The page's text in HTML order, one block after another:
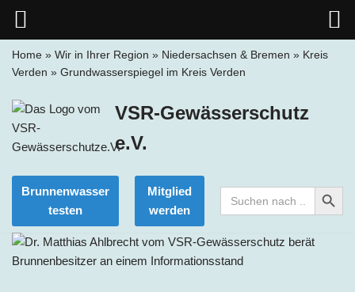
Inhalt
Home » Wir in Ihrer Region » Niedersachsen & Bremen » Kreis
Verden » Grundwasserspiegel im Kreis Verden
VSR-Gewässerschutz
e.V.
Brunnenwasser
testen
Mitglied
werden
Search
for:
Search Button